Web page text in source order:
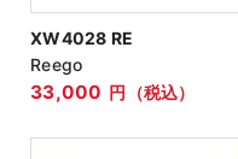
XW4028 RE
Reego
33,000 円（税込）